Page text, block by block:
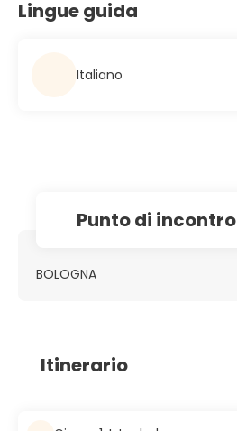
Lingue guida
Italiano
Punto di incontro
BOLOGNA
Itinerario